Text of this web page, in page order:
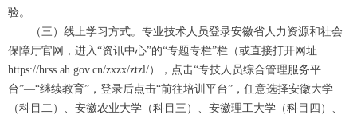
验。
（三）线上学习方式。专业技术人员登录安徽省人力资源和社会
保障厅官网，进入“资讯中心”的“专题专栏”栏（或直接打开网址
https://hrss.ah.gov.cn/zxzx/ztzl/），点击“专技人员综合管理服务平
台”—“继续教育”，登录后点击“前往培训平台”，任意选择安徽大学
（科目二）、安徽农业大学（科目三）、安徽理工大学（科目四）、